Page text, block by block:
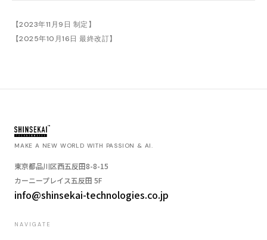
【2023年11月9日 制定】
【2025年10月16日 最終改訂】
MAKE A NEW WORLD WITH PASSION & AI.
東京都品川区西五反田8-8-15
カーニープレイス五反田 5F
info@shinsekai-technologies.co.jp
NAVIGATE